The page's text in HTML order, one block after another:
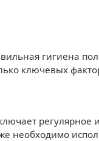
гигиена
ключевых
регулярное
необходимо